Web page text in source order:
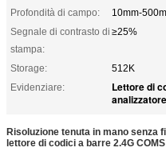
Profondità di campo:
10mm-
Segnale di contrasto di
stampa:
≥25%
Storage:
512K
Evidenziare:
Lettore di
Risoluzione tenuta in mano senza
lettore di codici a barre 2.4G